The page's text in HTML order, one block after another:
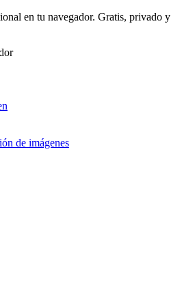
en tu navegador. Gratis, privado y
de imágenes